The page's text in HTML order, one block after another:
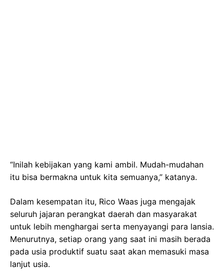
“Inilah kebijakan yang kami ambil. Mudah-mudahan
itu bisa bermakna untuk kita semuanya,” katanya.
Dalam kesempatan itu, Rico Waas juga mengajak
seluruh jajaran perangkat daerah dan masyarakat
untuk lebih menghargai serta menyayangi para lansia.
Menurutnya, setiap orang yang saat ini masih berada
pada usia produktif suatu saat akan memasuki masa
lanjut usia.